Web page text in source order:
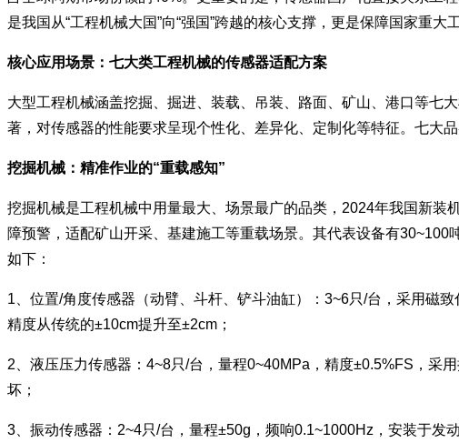
是我国从“工程机械大国”向“强国”跨越的核心支撑，更是保障国家重
核心应用场景：七大类工程机械的传感器适配方案
大型工程机械涵盖挖掘、掘进、装载、吊装、路面、矿山、港口等七
著，对传感器的性能要求呈现个性化、差异化、定制化等特征。七大
挖掘机械：精准作业的“重载感知”
挖掘机械是工程机械中用量最大、场景最广的品类，2024年我国新
障预警，适配矿山开采、基建施工等重载场景。其代表设备有
如下：
1、位置/角度传感器（动臂、斗杆、铲斗油缸）：3~6只/台，采用磁
精度从传统的±10cm提升至±2cm；
2、液压压力传感器：4~8只/台，量程0~40MPa，精度±0.5%FS，采
坏；
3、振动传感器：2~4只/台，量程±50g，频响0.1~1000Hz，安装于发